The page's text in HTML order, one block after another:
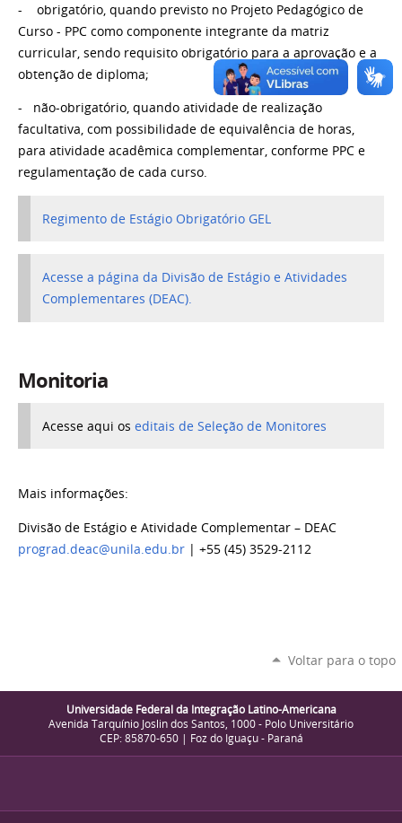
- obrigatório, quando previsto no Projeto Pedagógico de
Curso - PPC como componente integrante da matriz
curricular, sendo requisito obrigatório para a aprovação e a
obtenção de diploma;
- não-obrigatório, quando atividade de realização
facultativa, com possibilidade de equivalência de horas,
para atividade acadêmica complementar, conforme PPC e
regulamentação de cada curso.
Regimento de Estágio Obrigatório GEL
Acesse a página da Divisão de Estágio e Atividades
Complementares (DEAC).
Monitoria
Acesse aqui oseditais de Seleção de Monitores
Mais informações:
Divisão de Estágio e Atividade Complementar – DEAC
prograd.deac@unila.edu.br | +55 (45) 3529-2112
Voltar para o topo
Universidade Federal da Integração Latino-Americana
Avenida Tarquínio Joslin dos Santos, 1000 - Polo Universitário
CEP: 85870-650 | Foz do Iguaçu - Paraná